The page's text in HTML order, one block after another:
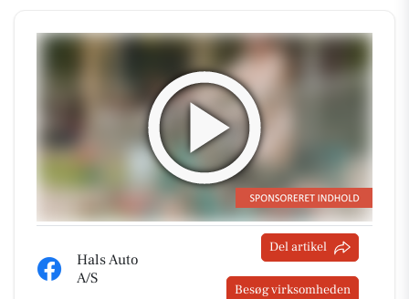
Hals Auto
A/S
Del artikel
Besøg virksomheden